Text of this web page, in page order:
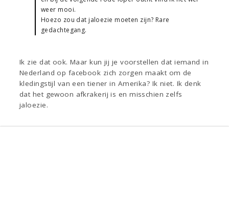
weer mooi.
Hoezo zou dat jaloezie moeten zijn? Rare
gedachtegang.
Ik zie dat ook. Maar kun jij je voorstellen dat iemand in
Nederland op facebook zich zorgen maakt om de
kledingstijl van een tiener in Amerika? Ik niet. Ik denk
dat het gewoon afkrakerij is en misschien zelfs
jaloezie.